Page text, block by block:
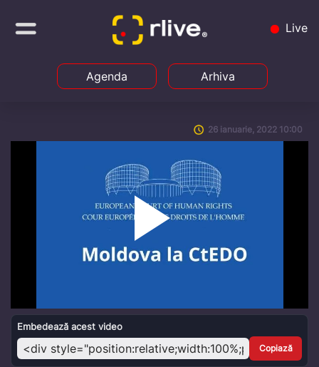
Live
Agenda Arhiva
26 ianuarie, 2022 10:00
Play
Video
Embedează acest video
Copiază